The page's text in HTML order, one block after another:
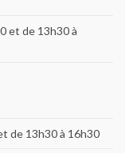
et de 13h30 à
de 13h30 à 16h30